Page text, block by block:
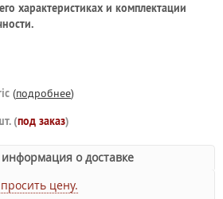
характеристиках и комплектации
(подробнее)
(под заказ)
о доставке
цену.